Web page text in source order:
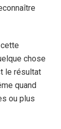
chose
le résultat
quand
ou plus